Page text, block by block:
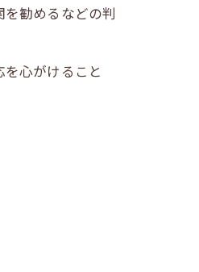
勧めるなどの判
心がけること